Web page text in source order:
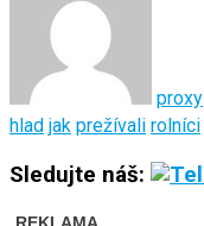
proxy
hlad jak prežívali rolníci
Sledujte náš: